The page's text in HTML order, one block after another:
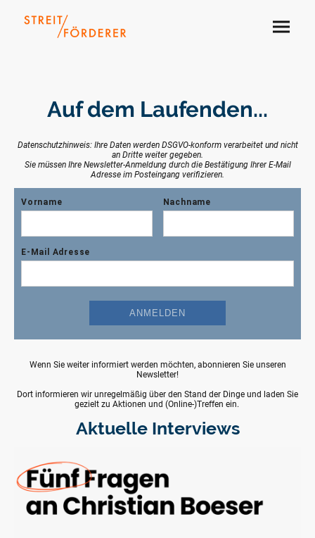
Auf dem Laufenden...
Datenschutzhinweis: Ihre Daten werden DSGVO-konform verarbeitet und nicht
an Dritte weiter gegeben.
Sie müssen Ihre Newsletter-Anmeldung durch die Bestätigung Ihrer E-Mail
Adresse im Posteingang verifizieren.
Wenn Sie weiter informiert werden möchten, abonnieren Sie unseren
Newsletter!
Dort informieren wir unregelmäßig über den Stand der Dinge und laden Sie
gezielt zu Aktionen und (Online-)Treffen ein.
Aktuelle Interviews